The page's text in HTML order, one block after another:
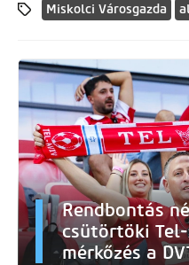
Miskolci Városgazda
Rendbontás
csütörtöki
mérkőzés a